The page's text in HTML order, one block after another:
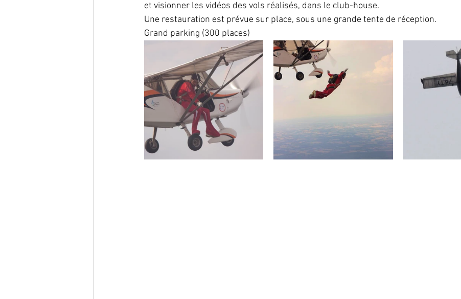
et visionner les vidéos des vols réalisés, dans le club-house.
Une restauration est prévue sur place, sous une grande tente de réception.
Grand parking (300 places)